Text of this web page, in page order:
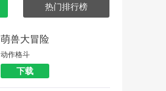
热门排行榜
萌兽大冒险
动作格斗
下载